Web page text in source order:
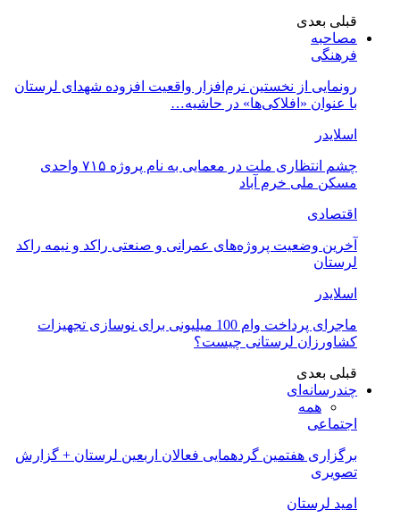
قبلی بعدی
مصاحبه
فرهنگی
رونمایی از نخستین نرم‌افزار واقعیت افزوده شهدای لرستان
با عنوان «افلاکی‌ها» در حاشیه…
اسلایدر
چشم انتظاری ملت در معمایی به نام پروژه ۷۱۵ واحدی
مسکن ملی خرم آباد
اقتصادی
آخرین وضعیت پروژه‌های عمرانی و صنعتی راکد و نیمه راکد
لرستان
اسلایدر
ماجرای پرداخت وام 100 میلیونی برای نوسازی تجهیزات
کشاورزان لرستانی چیست؟
قبلی بعدی
چندرسانه‌ای
همه
اجتماعی
برگزاری هفتمین گردهمایی فعالان اربعین لرستان + گزارش
تصویری
امید لرستان